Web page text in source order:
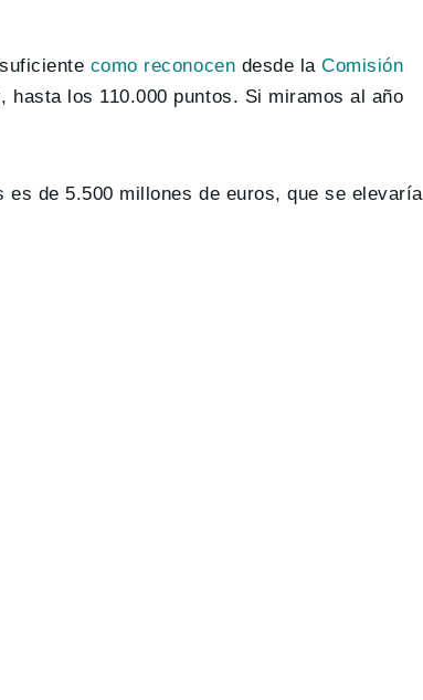
como reconocen desde laComisión
los 110.000 puntos. Si miramos al año
de 5.500 millones de euros, que se elevaría